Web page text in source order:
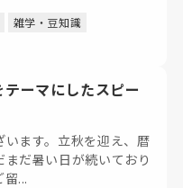
雑学・豆知識
テーマにしたスピー
ます。立秋を迎え、暦
だ暑い日が続いており
...